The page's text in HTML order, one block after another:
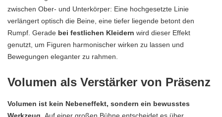
zwischen Ober- und Unterkörper: Eine hochgesetzte Linie
verlängert optisch die Beine, eine tiefer liegende betont den
Rumpf. Gerade bei festlichen Kleidern wird dieser Effekt
genutzt, um Figuren harmonischer wirken zu lassen und
Bewegungen eleganter zu rahmen.
Volumen als Verstärker von Präsenz
Volumen ist kein Nebeneffekt, sondern ein bewusstes
Werkzeug.
Auf einer großen Bühne entscheidet es über